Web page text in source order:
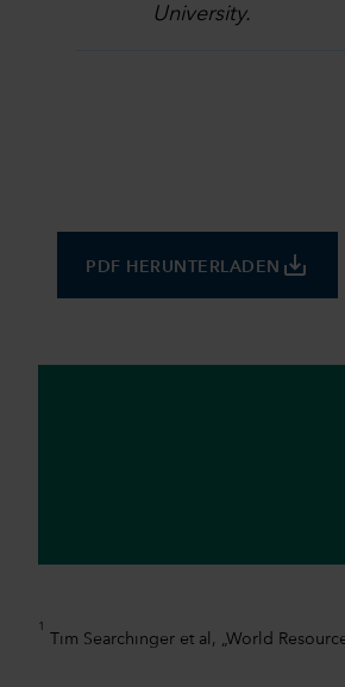
University.
PDF HERUNTERLADEN save_alt
1
Tim Searchinger et al, „World